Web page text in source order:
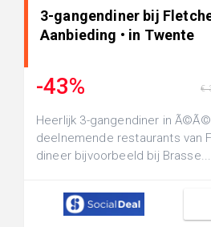
3-gangendiner bij
Aanbieding • in Twente
-43% €
Heerlijk 3-gangendiner in
deelnemende restaurants van
dineer bijvoorbeeld bij Brasse...